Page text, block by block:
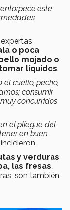
este
o poca
mojado o
tomar líquidos.
el cuello, pecho,
consumir
concurridos
el pliegue del
en buen
y verduras
las fresas,
son también